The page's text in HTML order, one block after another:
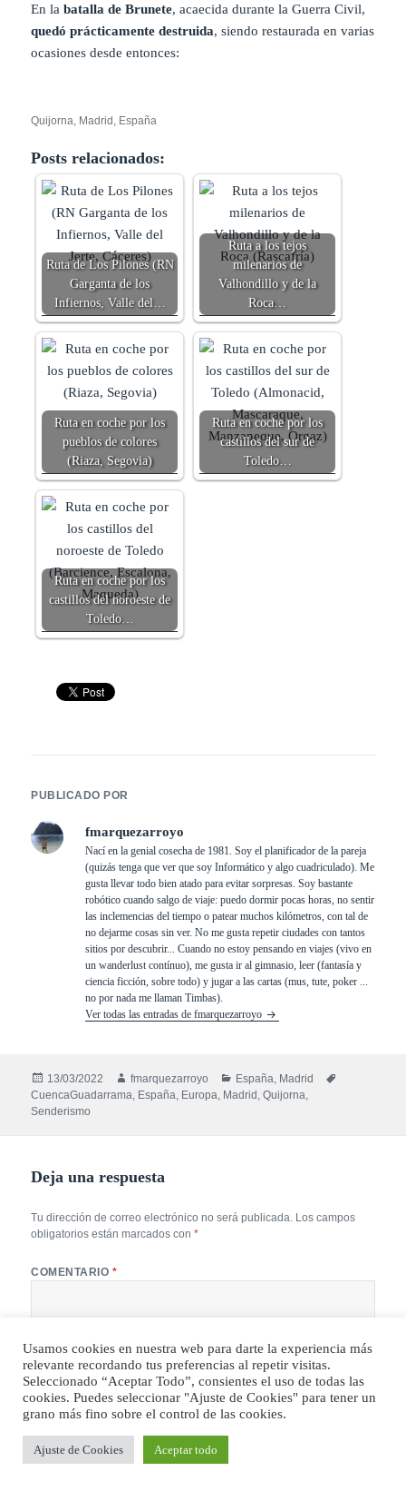
En labatalla de Brunete, acaecida durante la Guerra Civil,
quedó prácticamente destruida, siendo restaurada en varias
ocasiones desde entonces:
Quijorna, Madrid, España
Posts relacionados:
Ruta de Los Pilones (RN
Garganta de los
Infiernos, Valle del…
Ruta a los tejos
milenarios de
Valhondillo y de la
Roca…
Ruta en coche por los
pueblos de colores
(Riaza, Segovia)
Ruta en coche por los
castillos del sur de
Toledo…
Ruta en coche por los
castillos del noroeste de
Toledo…
PUBLICADO POR
fmarquezarroyo
Nací en la genial cosecha de 1981. Soy el planificador de la pareja
(quizás tenga que ver que soy Informático y algo cuadriculado). Me
gusta llevar todo bien atado para evitar sorpresas. Soy bastante
robótico cuando salgo de viaje: puedo dormir pocas horas, no sentir
las inclemencias del tiempo o patear muchos kilómetros, con tal de
no dejarme cosas sin ver. No me gusta repetir ciudades con tantos
sitios por descubrir... Cuando no estoy pensando en viajes (vivo en
un wanderlust contínuo), me gusta ir al gimnasio, leer (fantasía y
ciencia ficción, sobre todo) y jugar a las cartas (mus, tute, poker ...
no por nada me llaman Timbas).
Ver todas las entradas de fmarquezarroyo
Publicado
el
13/03/2022 Autor
fmarquezarroyo Categorías
España Madrid
CuencaGuadarrama España Europa Madrid ,Quijorna
Senderismo
Deja una respuesta
Tu dirección de correo electrónico no será publicada. Los campos
obligatorios están marcados con*
COMENTARIO *
Usamos cookies en nuestra web para darte la experiencia más
relevante recordando tus preferencias al repetir visitas.
Seleccionado “Aceptar Todo”, consientes el uso de todas las
cookies. Puedes seleccionar "Ajuste de Cookies" para tener un
grano más fino sobre el control de las cookies.
Ajuste de Cookies Aceptar todo